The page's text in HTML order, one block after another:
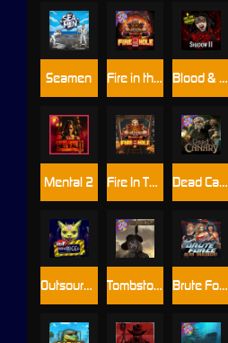
Seamen
Mental 2
Blood & Shadow 2
Outsourced Brute Force: Alien Onslaught
Tombstone RIP
Fire in the Hole 2
Fire In The Hole xBomb Dead Canary